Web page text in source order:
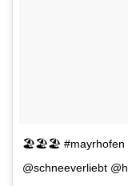
🏖🏖🏖 #mayrhofen
@schneeverliebt